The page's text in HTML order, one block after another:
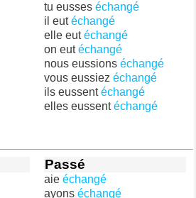
tu eusses échangé
il eutéchangé
elle eutéchangé
on eutéchangé
nous eussions échangé
vous eussiez échangé
ils eussentéchangé
elles eussentéchangé
Passé
aie échangé
ayons échangé